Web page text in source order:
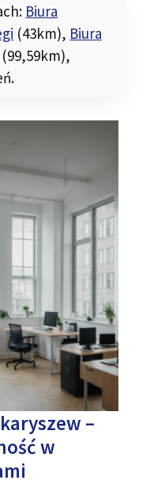
Biura
(43km), Biura
(99,59km),
–
w